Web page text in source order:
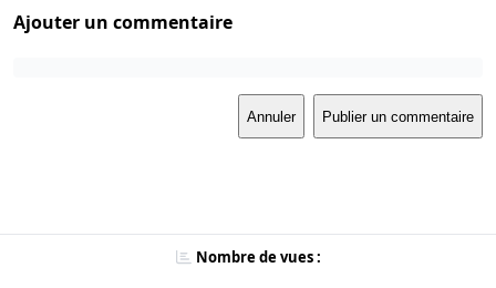
Ajouter un commentaire
Annuler Publier un commentaire
Nombre de vues :